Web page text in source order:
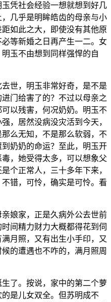
凭社会经验一想就想到好几
几乎是明眸皓齿的母亲与小
如此之大，即使没有其他原
等新婚之日再产生一二。女
玉不由想到同样强悍的自
世，明玉非常好奇，是不是
门给害了的？不过以母亲之
以残害，何况奶奶。明玉不
，居然没病没灾活到今天，
么无知，不是那么软弱，不
奶奶的命运？至此，明玉开
，她受得太多，可以想象父
个正常人，三十多年下来，
错，可怜，确实是可怜。看
娘家，正是久病外公去世前
间精力财力大概都得花到伺
月照，又有出生小手印，又
的遭遇也不咋的，满月照周
了。按说，家中的第二个萝
的是儿女双全。但苏明成不